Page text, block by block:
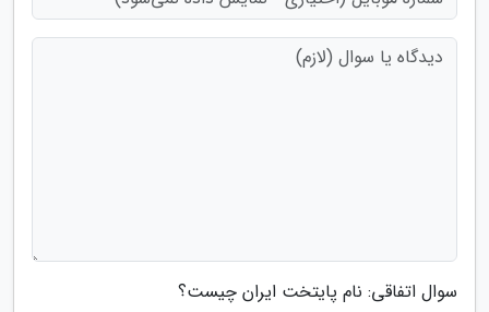
سوال اتفاقی: نام پایتخت ایران چیست؟